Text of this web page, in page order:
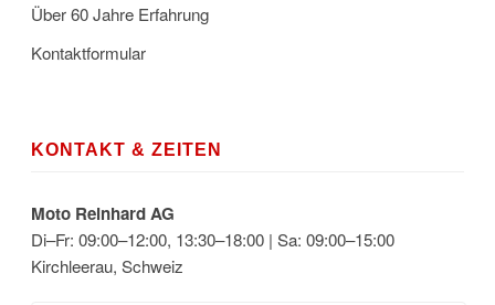
Über 60 Jahre Erfahrung
Kontaktformular
KONTAKT & ZEITEN
Moto Reinhard AG
Di–Fr: 09:00–12:00, 13:30–18:00 | Sa: 09:00–15:00
Kirchleerau, Schweiz